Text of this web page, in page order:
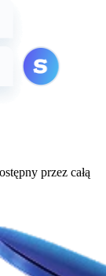
przez całą